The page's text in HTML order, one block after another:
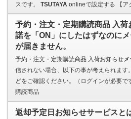
スです。 TSUTAYA onlineで設定する 【ア
予約・注文・定期購読商品 入荷
諾を「ON」にしたはずなのに
が届きません。
予約・注文・定期購読商品 入荷お知らせメ
信されない場合、以下の事が考えられます
どをご確認ください。（ログインが必要で
購読商品
返却予定日お知らせサービスと